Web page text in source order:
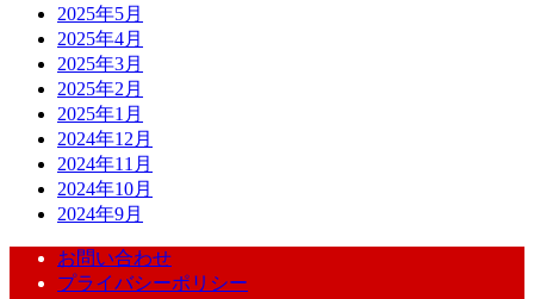
2025年5月
2025年4月
2025年3月
2025年2月
2025年1月
2024年12月
2024年11月
2024年10月
2024年9月
お問い合わせ
プライバシーポリシー